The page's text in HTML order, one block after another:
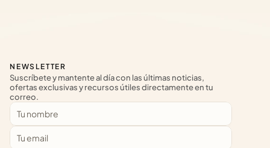
NEWSLETTER
Suscríbete y mantente al día con las últimas noticias,
ofertas exclusivas y recursos útiles directamente en tu
correo.